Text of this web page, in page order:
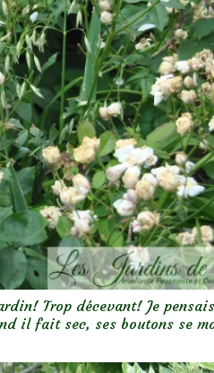
Trop décevant! Je
il fait sec, ses boutons se